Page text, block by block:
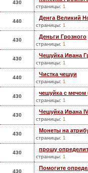
430
страницы: 1
440
Денга Великий
страницы: 1
430
Деньги Грозного
страницы: 1
430
Чешуйка Ивана
страницы: 1
440
Чистка чешуи
страницы: 1
430
чешуйка с мечом
страницы: 1
430
Чешуйка Ивана IV
страницы: 1
430
Монеты на
страницы: 1
430
прошу
страницы: 1
430
Помогите